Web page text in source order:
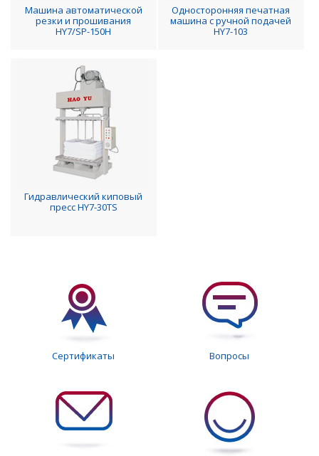
Машина автоматической
резки и прошивания
HY7/SP-150H
Односторонняя печатная
машина с ручной подачей
HY7-103
Гидравлический киповый
пресс HY7-30TS
Сертификаты Вопросы